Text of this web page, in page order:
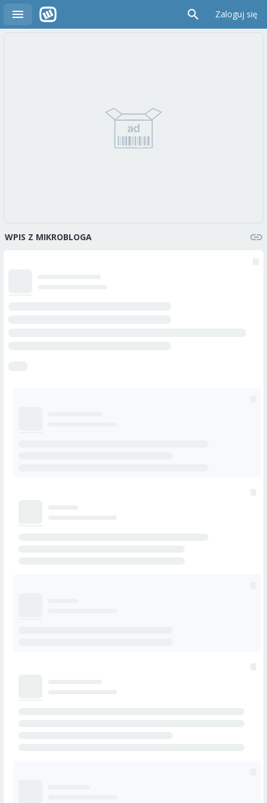
Zaloguj się
WPIS Z MIKROBLOGA